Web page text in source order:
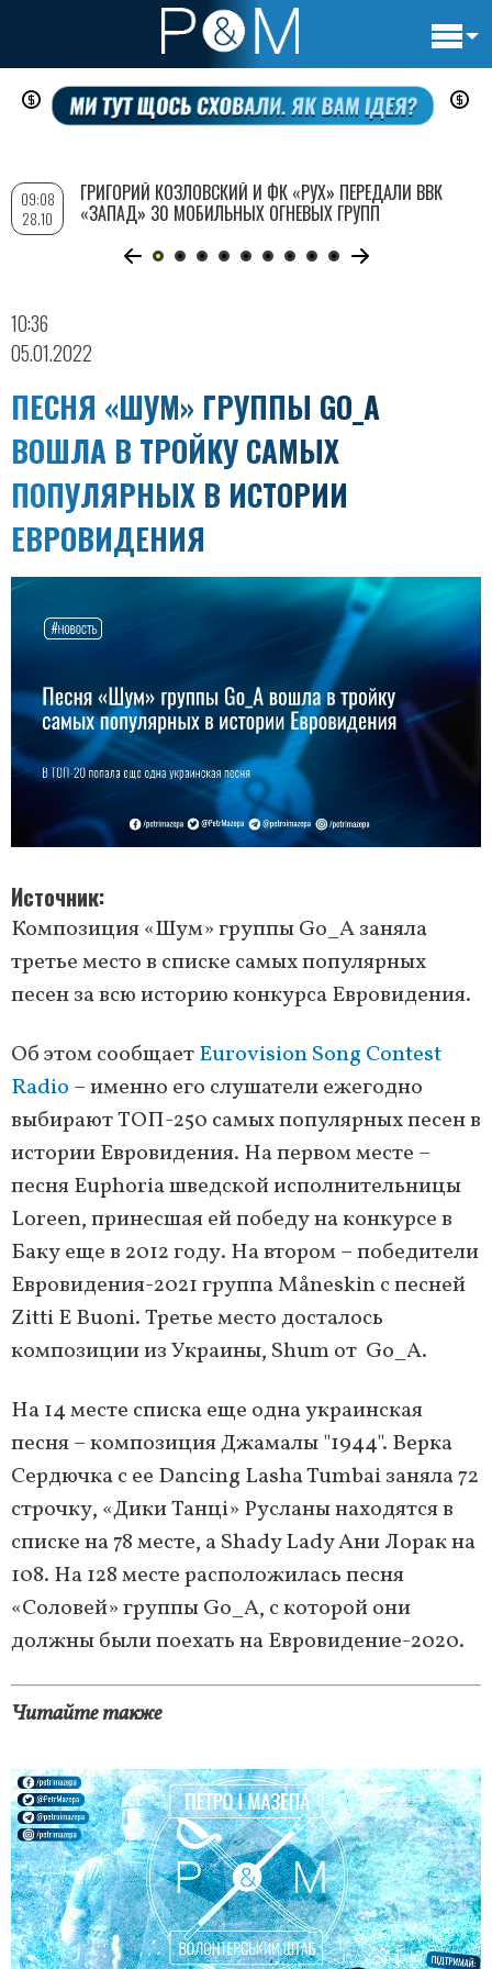
Перейти
содержанию
10:36
05.01.2022
ПЕСНЯ «ШУМ» ГРУППЫ GO_A
ВОШЛА В ТРОЙКУ САМЫХ
ПОПУЛЯРНЫХ В ИСТОРИИ
ЕВРОВИДЕНИЯ
Источник
Композиция «Шум» группы Go_A заняла
третье место в списке самых популярных
песен за всю историю конкурса Евровидения.
Об этом сообщаетEurovision Song Contest
Radio – именно его слушатели ежегодно
выбирают ТОП-250 самых популярных песен в
истории Евровидения. На первом месте –
песня Euphoria шведской исполнительницы
Loreen, принесшая ей победу на конкурсе в
Баку еще в 2012 году. На втором – победители
Евровидения-2021 группа Måneskin с песней
Zitti E Buoni. Третье место досталось
композиции из Украины, Shum от Go_A.
На 14 месте списка еще одна украинская
песня – композиция Джамалы "1944". Верка
Сердючка с ее Dancing Lasha Tumbai заняла 72
строчку, «Дики Танці» Русланы находятся в
списке на 78 месте, а Shady Lady Ани Лорак на
108. На 128 месте расположилась песня
«Соловей» группы Go_A, с которой они
должны были поехать на Евровидение-2020.
Читайте также
09:08
28.10
ГРИГОРИЙ КОЗЛОВСКИЙ И ФК «РУХ» ПЕРЕДАЛИ ВВК
«ЗАПАД» 30 МОБИЛЬНЫХ ОГНЕВЫХ ГРУПП